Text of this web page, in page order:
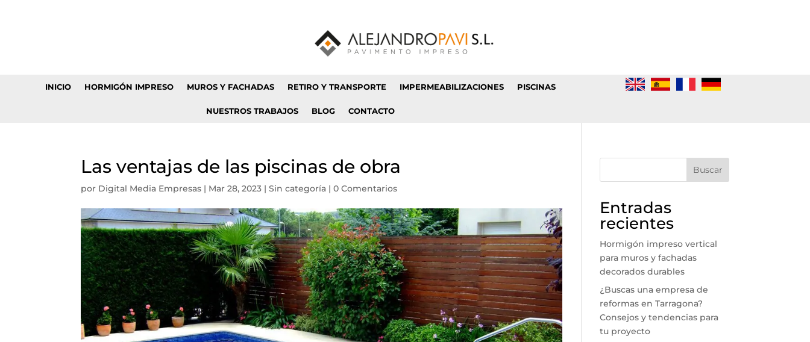
INICIO HORMIGÓN IMPRESO MUROS Y FACHADAS RETIRO Y TRANSPORTE IMPERMEABILIZACIONES PISCINAS
NUESTROS TRABAJOS BLOG CONTACTO
Las ventajas de las piscinas de obra
por Digital Media Empresas | Mar 28, 2023 |Sin categoría |0 Comentarios
Buscar
Entradas
recientes
Hormigón impreso vertical
para muros y fachadas
decorados durables
¿Buscas una empresa de
reformas en Tarragona?
Consejos y tendencias para
tu proyecto